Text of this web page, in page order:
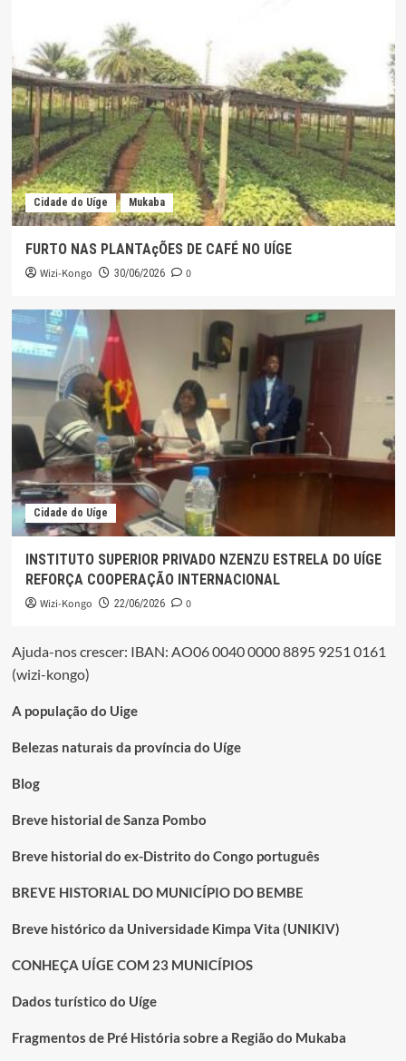
Cidade do Uíge Mukaba
FURTO NAS PLANTAçÕES DE CAFÉ NO UÍGE
Wizi-Kongo 30/06/2026 0
Cidade do Uíge
INSTITUTO SUPERIOR PRIVADO NZENZU ESTRELA DO UÍGE
REFORÇA COOPERAÇÃO INTERNACIONAL
Wizi-Kongo 22/06/2026 0
Ajuda-nos crescer: IBAN: AO06 0040 0000 8895 9251 0161
(wizi-kongo)
A população do Uige
Belezas naturais da província do Uíge
Blog
Breve historial de Sanza Pombo
Breve historial do ex-Distrito do Congo português
BREVE HISTORIAL DO MUNICÍPIO DO BEMBE
Breve histórico da Universidade Kimpa Vita (UNIKIV)
CONHEÇA UÍGE COM 23 MUNICÍPIOS
Dados turístico do Uíge
Fragmentos de Pré História sobre a Região do Mukaba